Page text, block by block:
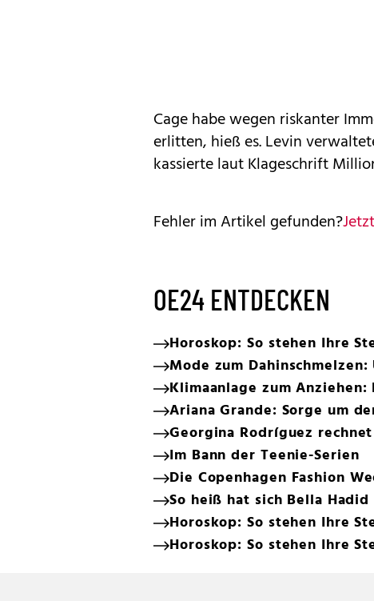
Cage habe wegen riskanter
erlitten, hieß es. Levin
kassierte laut Klageschrift
Fehler im Artikel gefunden?
OE24 ENTDECKEN
Horoskop: So stehen Ihre
Mode zum
Klimaanlage zum
Ariana Grande: Sorge um
Georgina Rodríguez
Im Bann der Teenie-Serien
Die Copenhagen Fashion
So heiß hat sich Bella
Horoskop: So stehen Ihre
Horoskop: So stehen Ihre